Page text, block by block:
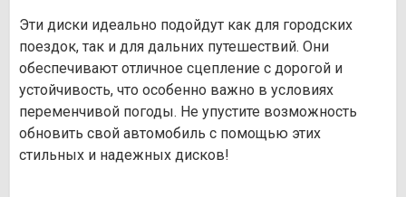
Эти диски идеально подойдут как для городских
поездок, так и для дальних путешествий. Они
обеспечивают отличное сцепление с дорогой и
устойчивость, что особенно важно в условиях
переменчивой погоды. Не упустите возможность
обновить свой автомобиль с помощью этих
стильных и надежных дисков!